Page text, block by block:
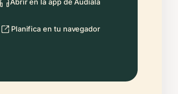
Planifica en tu navegador